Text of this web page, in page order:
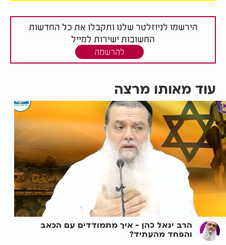
הירשמו לניוזלטר שלנו ותקבלו את כל החדשות
החשובות ישירות למייל
להרשמה
עוד מאותו מרצה
הרב יגאל כהן - איך מתמודדים עם הכאב
והפחד מהעתיד?